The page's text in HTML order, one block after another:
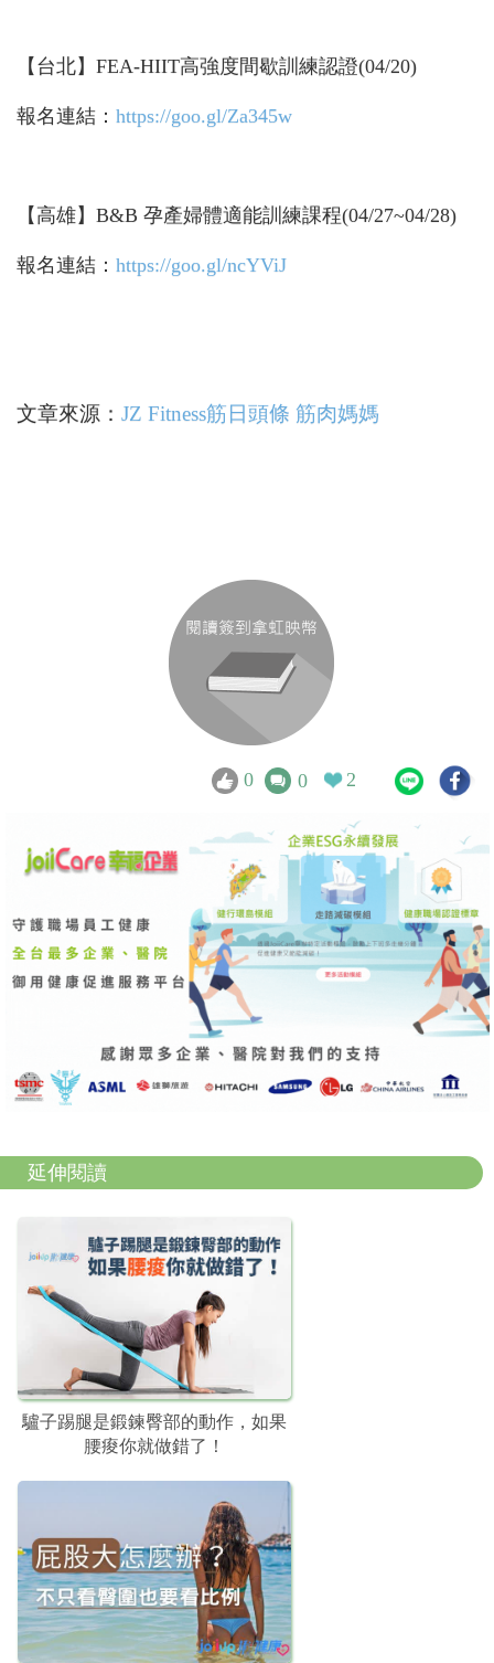
【台北】FEA-HIIT高強度間歇訓練認證(04/20)
報名連結： https://goo.gl/Za345w
【高雄】B&B 孕產婦體適能訓練課程(04/27~04/28)
報名連結： https://goo.gl/ncYViJ
文章來源： JZ Fitness筋日頭條 筋肉媽媽
0 0 2
延伸閱讀
驢子踢腿是鍛鍊臀部的動作，如果
腰痠你就做錯了！